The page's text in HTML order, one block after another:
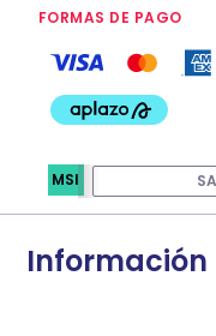
FORMAS DE PAGO
MSI
Información